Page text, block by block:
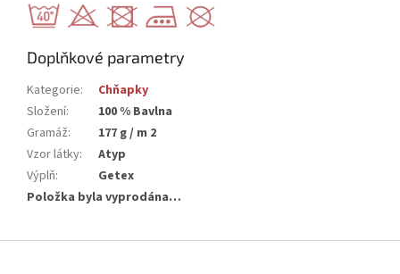
Doplňkové parametry
Kategorie:
Chňapky
Složení:
100 % Bavlna
Gramáž:
177 g / m 2
Vzor látky:
Atyp
Výplň:
Getex
Položka byla vyprodána…